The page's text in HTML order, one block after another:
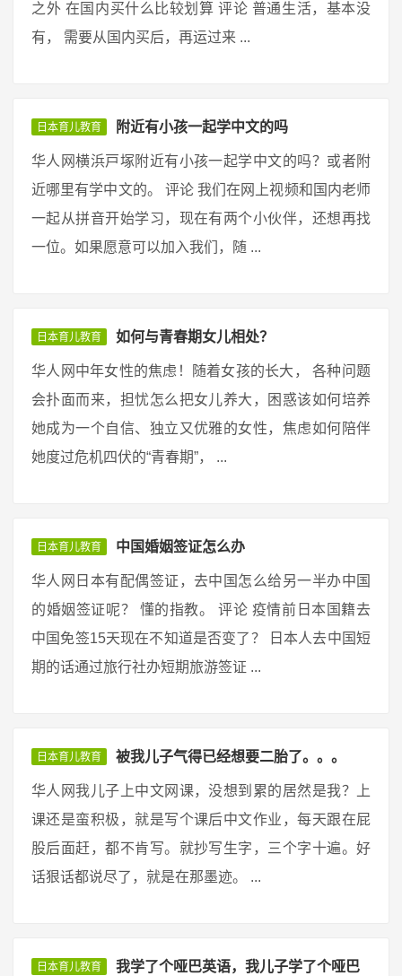
之外 在国内买什么比较划算 评论 普通生活，基本没
有， 需要从国内买后，再运过来 ...
日本育儿教育 附近有小孩一起学中文的吗
华人网横浜戸塚附近有小孩一起学中文的吗？或者附
近哪里有学中文的。 评论 我们在网上视频和国内老师
一起从拼音开始学习，现在有两个小伙伴，还想再找
一位。如果愿意可以加入我们，随 ...
日本育儿教育 如何与青春期女儿相处？
华人网中年女性的焦虑！随着女孩的长大， 各种问题
会扑面而来，担忧怎么把女儿养大，困惑该如何培养
她成为一个自信、独立又优雅的女性，焦虑如何陪伴
她度过危机四伏的“青春期”， ...
日本育儿教育 中国婚姻签证怎么办
华人网日本有配偶签证，去中国怎么给另一半办中国
的婚姻签证呢？ 懂的指教。 评论 疫情前日本国籍去
中国免签15天现在不知道是否变了？ 日本人去中国短
期的话通过旅行社办短期旅游签证 ...
日本育儿教育 被我儿子气得已经想要二胎了。。。
华人网我儿子上中文网课，没想到累的居然是我？上
课还是蛮积极，就是写个课后中文作业，每天跟在屁
股后面赶，都不肯写。就抄写生字，三个字十遍。好
话狠话都说尽了，就是在那墨迹。 ...
日本育儿教育 我学了个哑巴英语，我儿子学了个哑巴